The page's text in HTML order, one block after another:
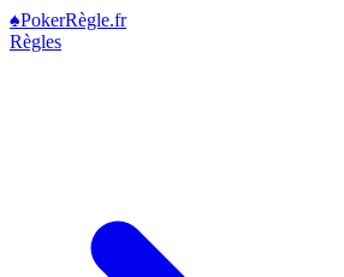
♠PokerRègle.fr
Règles